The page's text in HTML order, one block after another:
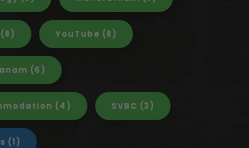
(8) YouTube (8)
(6)
(4) SVBC (3)
(1)